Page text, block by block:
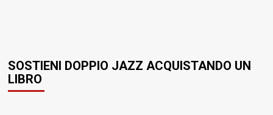
SOSTIENI DOPPIO JAZZ ACQUISTANDO UN
LIBRO